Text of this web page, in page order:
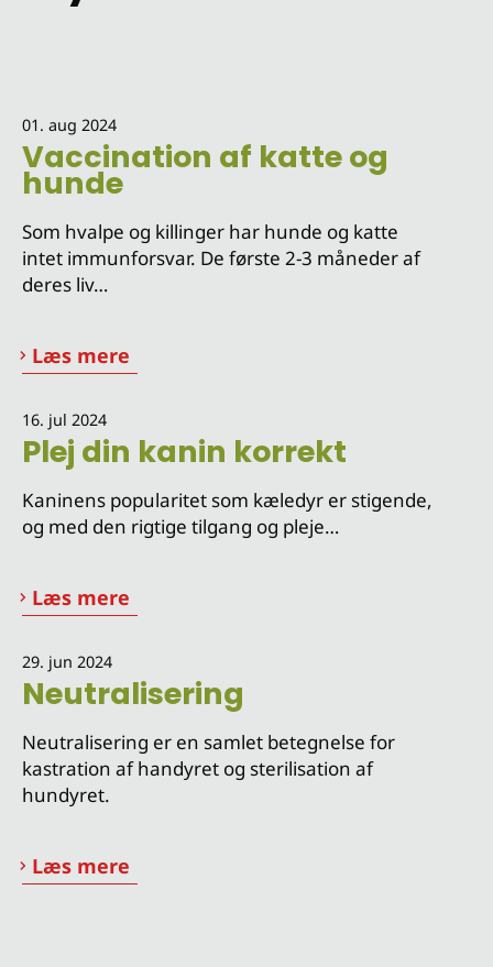
01. aug 2024
Vaccination af katte og
hunde
Som hvalpe og killinger har hunde og katte
intet immunforsvar. De første 2-3 måneder af
deres liv…
Læs mere
16. jul 2024
Plej din kanin korrekt
Kaninens popularitet som kæledyr er stigende,
og med den rigtige tilgang og pleje…
Læs mere
29. jun 2024
Neutralisering
Neutralisering er en samlet betegnelse for
kastration af handyret og sterilisation af
hundyret.
Læs mere